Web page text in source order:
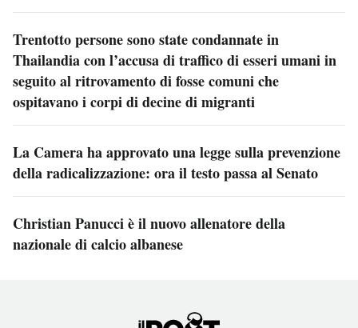
Trentotto persone sono state condannate in
Thailandia con l’accusa di traffico di esseri umani in
seguito al ritrovamento di fosse comuni che
ospitavano i corpi di decine di migranti
La Camera ha approvato una legge sulla prevenzione
della radicalizzazione: ora il testo passa al Senato
Christian Panucci è il nuovo allenatore della
nazionale di calcio albanese